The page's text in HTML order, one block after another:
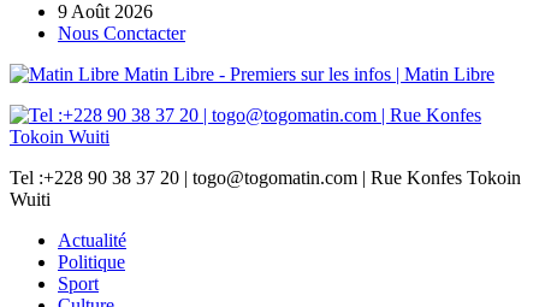
9 Août 2026
Nous Conctacter
Matin Libre - Premiers sur les infos | Matin Libre
Tel :+228 90 38 37 20 | togo@togomatin.com | Rue Konfes Tokoin
Wuiti
Actualité
Politique
Sport